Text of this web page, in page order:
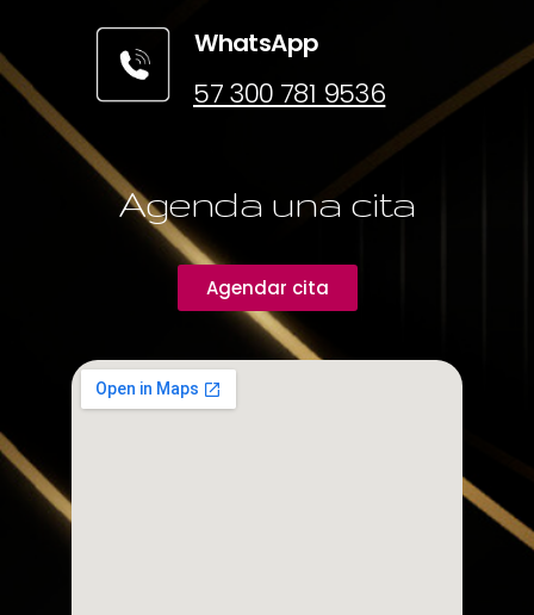
WhatsApp
57 300 781 9536
Agenda una cita
Agendar cita